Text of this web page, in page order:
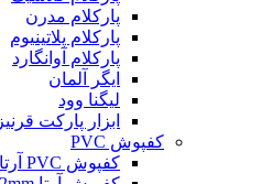
پارکلام مدرن
پارکلام پلاتینیوم
پارکلام آوانگارد
ایگر آلمان
لیگنا وود
ابزار پارکت
کفپوش PVC
کفپوش PVC آرتا